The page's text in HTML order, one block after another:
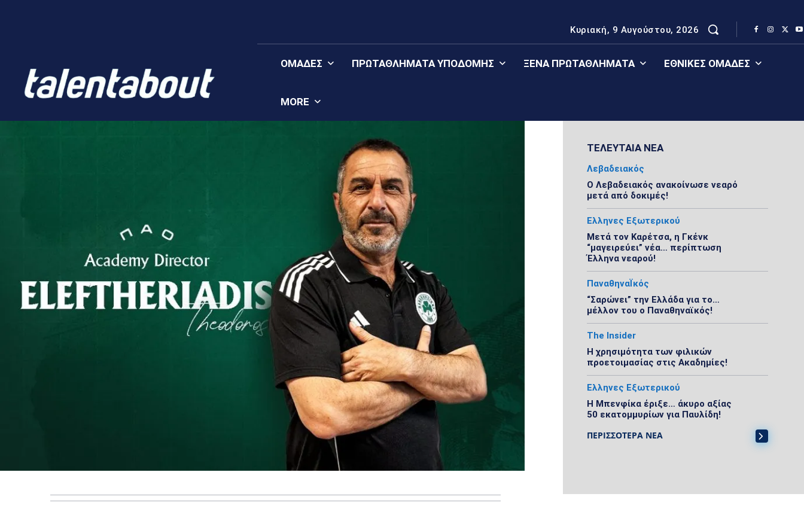
Κυριακή, 9 Αυγούστου, 2026
ΟΜΆΔΕΣ ΠΡΩΤΑΘΛΉΜΑΤΑ YΠΟΔΟΜΉΣ ΞΈΝΑ ΠΡΩΤΑΘΛΉΜΑΤΑ ΕΘΝΙΚΈΣ ΟΜΆΔΕΣ
MORE
ΤΕΛΕΥΤΑΙΑ ΝΕΑ
Λεβαδειακός
Ο Λεβαδειακός ανακοίνωσε νεαρό
μετά από δοκιμές!
Ελληνες Εξωτερικού
Μετά τον Καρέτσα, η Γκένκ
“μαγειρεύει” νέα… περίπτωση
Έλληνα νεαρού!
ΠαναθηναΪκός
“Σαρώνει” την Ελλάδα για το…
μέλλον του ο Παναθηναϊκός!
The Insider
Η χρησιμότητα των φιλικών
προετοιμασίας στις Ακαδημίες!
Ελληνες Εξωτερικού
Η Μπενφίκα έριξε… άκυρο αξίας
50 εκατομμυρίων για Παυλίδη!
ΠΕΡΙΣΣΟΤΕΡΑ ΝΕΑ